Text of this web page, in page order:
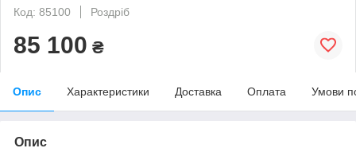
Код: 85100
Роздріб
85 100 ₴
Опис Характеристики Доставка Оплата Умови
Опис